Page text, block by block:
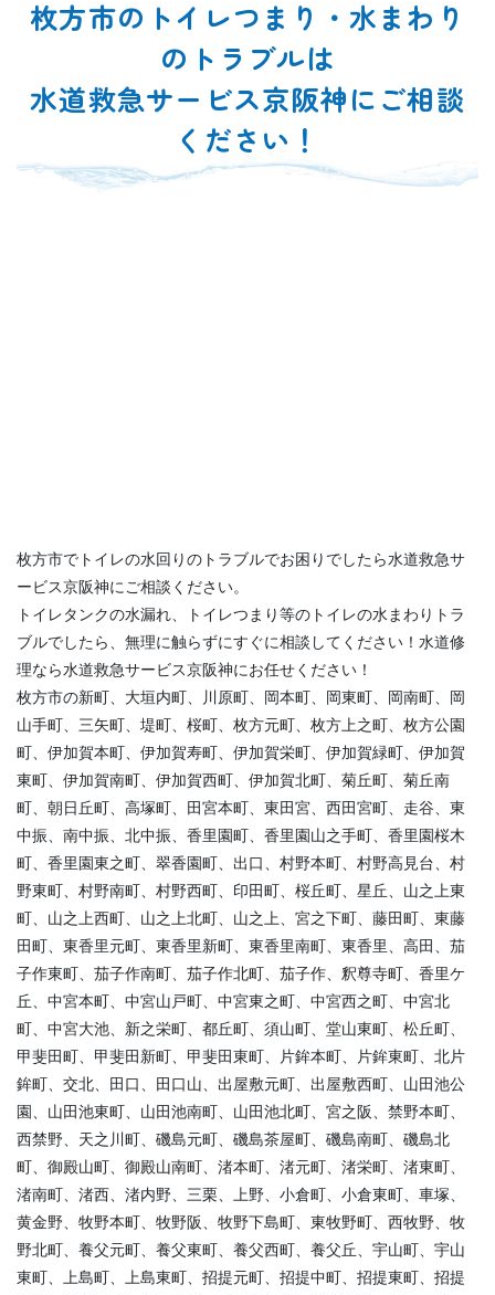
枚方市のトイレつまり・水まわり
のトラブルは
水道救急サービス京阪神にご相談
ください！
枚方市でトイレの水回りのトラブルでお困りでしたら水道救急サ
ービス京阪神にご相談ください。
トイレタンクの水漏れ、トイレつまり等のトイレの水まわりトラ
ブルでしたら、無理に触らずにすぐに相談してください！水道修
理なら水道救急サービス京阪神にお任せください！
枚方市の新町、大垣内町、川原町、岡本町、岡東町、岡南町、岡
山手町、三矢町、堤町、桜町、枚方元町、枚方上之町、枚方公園
町、伊加賀本町、伊加賀寿町、伊加賀栄町、伊加賀緑町、伊加賀
東町、伊加賀南町、伊加賀西町、伊加賀北町、菊丘町、菊丘南
町、朝日丘町、高塚町、田宮本町、東田宮、西田宮町、走谷、東
中振、南中振、北中振、香里園町、香里園山之手町、香里園桜木
町、香里園東之町、翠香園町、出口、村野本町、村野高見台、村
野東町、村野南町、村野西町、印田町、桜丘町、星丘、山之上東
町、山之上西町、山之上北町、山之上、宮之下町、藤田町、東藤
田町、東香里元町、東香里新町、東香里南町、東香里、高田、茄
子作東町、茄子作南町、茄子作北町、茄子作、釈尊寺町、香里ケ
丘、中宮本町、中宮山戸町、中宮東之町、中宮西之町、中宮北
町、中宮大池、新之栄町、都丘町、須山町、堂山東町、松丘町、
甲斐田町、甲斐田新町、甲斐田東町、片鉾本町、片鉾東町、北片
鉾町、交北、田口、田口山、出屋敷元町、出屋敷西町、山田池公
園、山田池東町、山田池南町、山田池北町、宮之阪、禁野本町、
西禁野、天之川町、磯島元町、磯島茶屋町、磯島南町、磯島北
町、御殿山町、御殿山南町、渚本町、渚元町、渚栄町、渚東町、
渚南町、渚西、渚内野、三栗、上野、小倉町、小倉東町、車塚、
黄金野、牧野本町、牧野阪、牧野下島町、東牧野町、西牧野、牧
野北町、養父元町、養父東町、養父西町、養父丘、宇山町、宇山
東町、上島町、上島東町、招提元町、招提中町、招提東町、招提